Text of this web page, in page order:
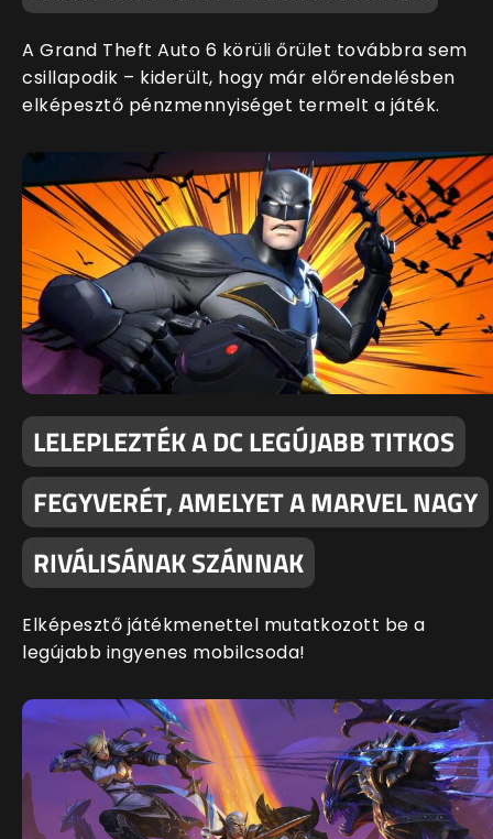
A Grand Theft Auto 6 körüli őrület továbbra sem
csillapodik – kiderült, hogy már előrendelésben
elképesztő pénzmennyiséget termelt a játék.
LELEPLEZTÉK A DC LEGÚJABB TITKOS
FEGYVERÉT, AMELYET A MARVEL NAGY
RIVÁLISÁNAK SZÁNNAK
Elképesztő játékmenettel mutatkozott be a
legújabb ingyenes mobilcsoda!